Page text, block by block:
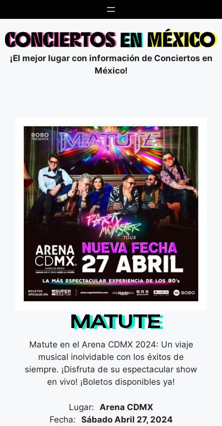
al
contenido
¡El mejor lugar con información de Conciertos en
México!
MATUTE
Matute en el Arena CDMX 2024: Un viaje
musical inolvidable con los éxitos de
siempre. ¡Disfruta de su espectacular show
en vivo! ¡Boletos disponibles ya!
Lugar:
Arena CDMX
Fecha: Sábado Abril 27, 2024